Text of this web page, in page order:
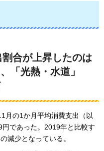
合が上昇したのは
「光熱・水道」
月の1か月平均消費支出（以
であった。2019年と比較す
減少となっている。